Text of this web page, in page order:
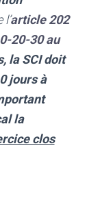
article 202
20-30 au
la SCI doit
jours à
la
clos